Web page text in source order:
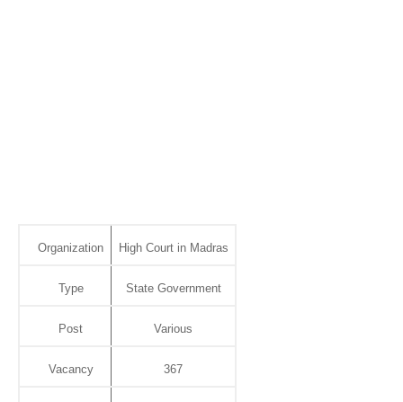
Organization High Court in Madras
Type State Government
Post Various
Vacancy 367